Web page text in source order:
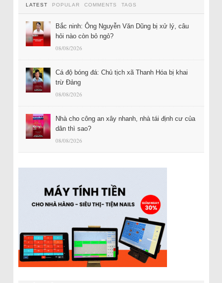
LATEST POPULAR COMMENTS TAGS
Bắc ninh: Ông Nguyễn Văn Dũng bị xử lý, câu
hỏi nào còn bỏ ngỏ?
08/08/2026
Cá độ bóng đá: Chủ tịch xã Thanh Hóa bị khai
trừ Đảng
08/08/2026
Nhà cho công an xây nhanh, nhà tái định cư của
dân thì sao?
08/08/2026